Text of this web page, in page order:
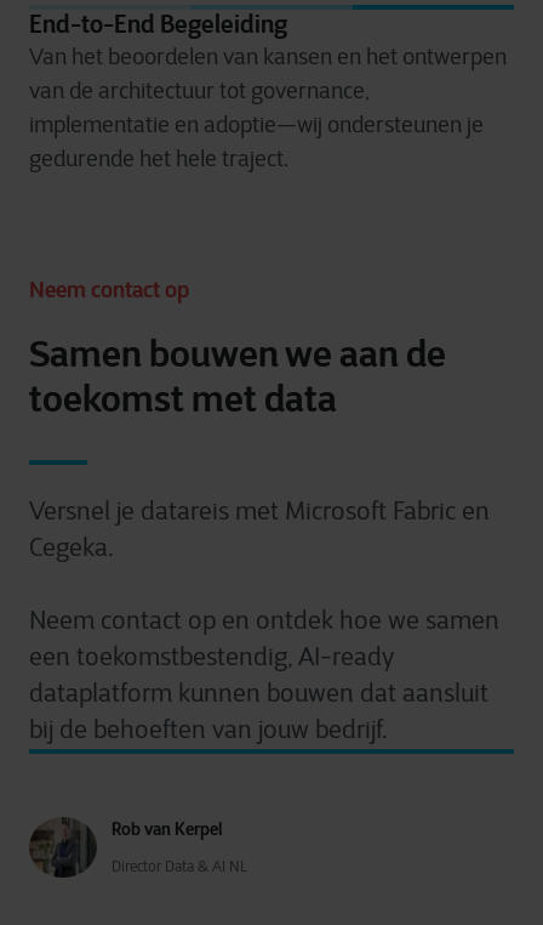
End-to-End Begeleiding
Van het beoordelen van kansen en het ontwerpen
van de architectuur tot governance,
implementatie en adoptie—wij ondersteunen je
gedurende het hele traject.
Neem contact op
Samen bouwen we aan de
toekomst met data
Versnel je datareis met Microsoft Fabric en
Cegeka.
Neem contact op en ontdek hoe we samen
een toekomstbestendig, AI-ready
dataplatform kunnen bouwen dat aansluit
bij de behoeften van jouw bedrijf.
Rob van Kerpel
Director Data & AI NL